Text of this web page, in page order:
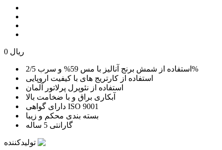
0 ریال
استفاده از شمش برنج آنالیز با مس 59% و سرب 2/5%
استفاده از کارتریج های با کیفیت اروپایی
استفاده از نئوپرل پرلاتور آلمان
آبکاری براق و با ضخامت بالا
دارای گواهی ISO 9001
بسته بندی محکم و زیبا
گارانتی 5 ساله
تولیدکننده